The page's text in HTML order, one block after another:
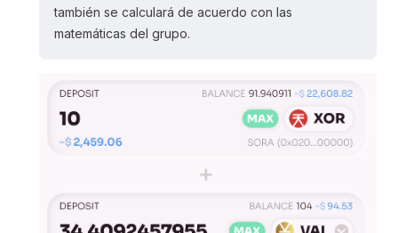
también se calculará de acuerdo con las
matemáticas del grupo.